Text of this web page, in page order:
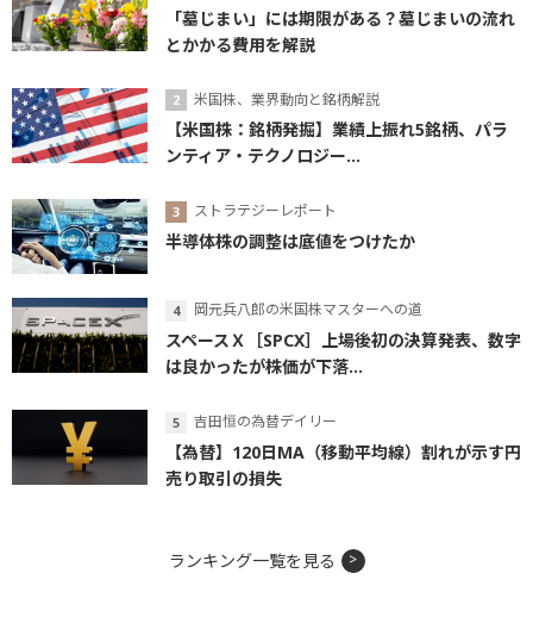
「墓じまい」には期限がある？墓じまいの流れ
とかかる費用を解説
米国株、業界動向と銘柄解説
【米国株：銘柄発掘】業績上振れ5銘柄、パラ
ンティア・テクノロジー...
ストラテジーレポート
半導体株の調整は底値をつけたか
岡元兵八郎の米国株マスターへの道
スペースＸ［SPCX］上場後初の決算発表、数字
は良かったが株価が下落...
吉田恒の為替デイリー
【為替】120日MA（移動平均線）割れが示す円
売り取引の損失
ランキング一覧を見る